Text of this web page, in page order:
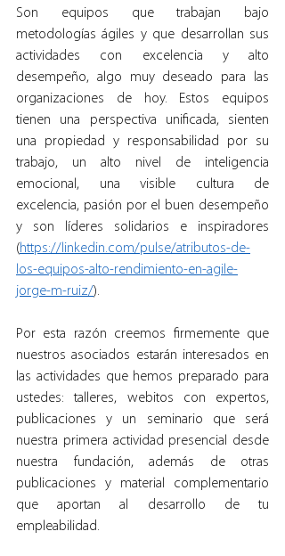
Son equipos que trabajan bajo
metodologías ágiles y que desarrollan sus
actividades con excelencia y alto
desempeño, algo muy deseado para las
organizaciones de hoy. Estos equipos
tienen una perspectiva unificada, sienten
una propiedad y responsabilidad por su
trabajo, un alto nivel de inteligencia
emocional, una visible cultura de
excelencia, pasión por el buen desempeño
y son líderes solidarios e inspiradores
(https://linkedin.com/pulse/atributos-de-
los-equipos-alto-rendimiento-en-agile-
jorge-m-ruiz/).
Por esta razón creemos firmemente que
nuestros asociados estarán interesados en
las actividades que hemos preparado para
ustedes: talleres, webitos con expertos,
publicaciones y un seminario que será
nuestra primera actividad presencial desde
nuestra fundación, además de otras
publicaciones y material complementario
que aportan al desarrollo de tu
empleabilidad.